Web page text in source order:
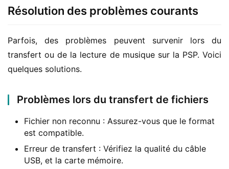
Résolution des problèmes courants
Parfois, des problèmes peuvent survenir lors du
transfert ou de la lecture de musique sur la PSP. Voici
quelques solutions.
Problèmes lors du transfert de fichiers
Fichier non reconnu : Assurez-vous que le format
est compatible.
Erreur de transfert : Vérifiez la qualité du câble
USB, et la carte mémoire.